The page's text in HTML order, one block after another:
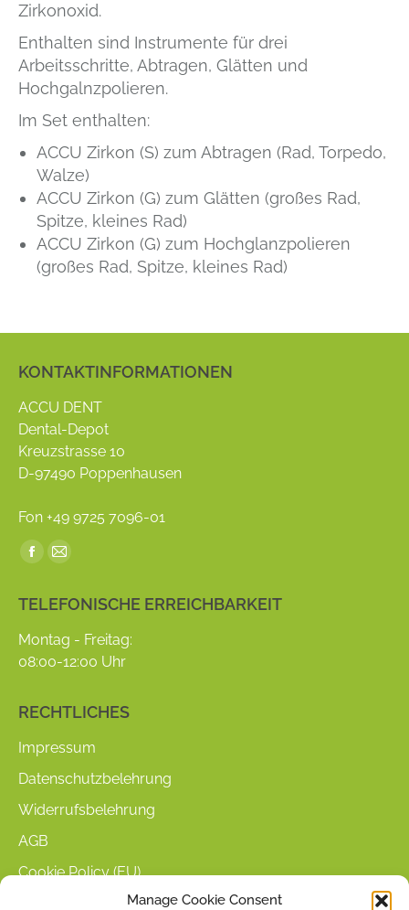
Manage Cookie Consent
Zirkonoxid.
Enthalten sind Instrumente für drei
Arbeitsschritte, Abtragen, Glätten und
Hochgalnzpolieren.
Im Set enthalten:
ACCU Zirkon (S) zum Abtragen (Rad, Torpedo,
Walze)
ACCU Zirkon (G) zum Glätten (großes Rad,
Spitze, kleines Rad)
ACCU Zirkon (G) zum Hochglanzpolieren
(großes Rad, Spitze, kleines Rad)
KONTAKTINFORMATIONEN
ACCU DENT
Dental-Depot
Kreuzstrasse 10
D-97490 Poppenhausen
Fon +49 9725 7096-01
Find us on:
Facebook
opens
in
new
Mail
opens
in
new
TELEFONISCHE ERREICHBARKEIT
Montag - Freitag:
08:00-12:00 Uhr
RECHTLICHES
Impressum
Datenschutzbelehrung
Widerrufsbelehrung
AGB
Cookie Policy (EU)